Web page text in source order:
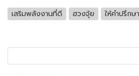
เสริมพลังงานที่ดี ฮวงจุ้ย ให้คำปรึกษ